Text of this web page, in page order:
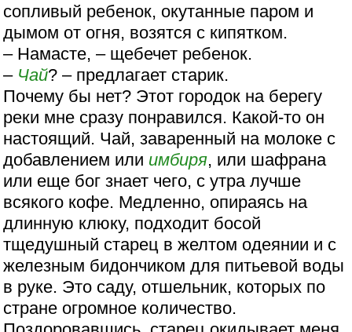
сопливый ребенок, окутанные паром и
дымом от огня, возятся с кипятком.
– Намасте, – щебечет ребенок.
– Чай? – предлагает старик.
Почему бы нет? Этот городок на берегу
реки мне сразу понравился. Какой-то он
настоящий. Чай, заваренный на молоке с
добавлением или имбиря, или шафрана
или еще бог знает чего, с утра лучше
всякого кофе. Медленно, опираясь на
длинную клюку, подходит босой
тщедушный старец в желтом одеянии и с
железным бидончиком для питьевой воды
в руке. Это саду, отшельник, которых по
стране огромное количество.